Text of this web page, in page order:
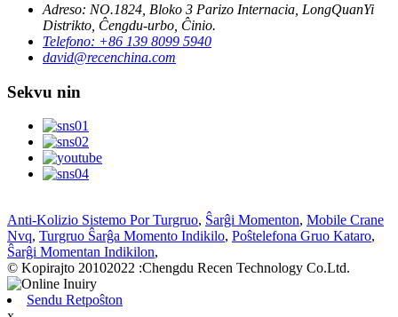
Adreso: NO.1824, Bloko 3 Parizo Internacia, LongQuanYi
Distrikto, Ĉengdu-urbo, Ĉinio.
Telefono: +86 139 8099 5940
david@recenchina.com
Sekvu nin
Anti-Kolizio Sistemo Por Turgruo, Ŝarĝi Momenton, Mobile Crane
Nvq, Turgruo Ŝarĝa Momento Indikilo, Poŝtelefona Gruo Kataro,
Ŝarĝi Momentan Indikilon,
© Kopirajto 20102022 :Chengdu Recen Technology Co.Ltd.
Sendu Retpoŝton